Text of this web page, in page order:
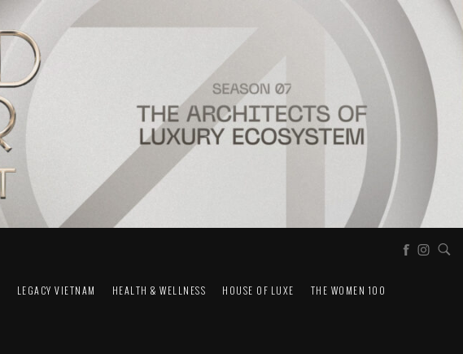
LEGACY VIETNAM HEALTH & WELLNESS HOUSE OF LUXE THE WOMEN 100